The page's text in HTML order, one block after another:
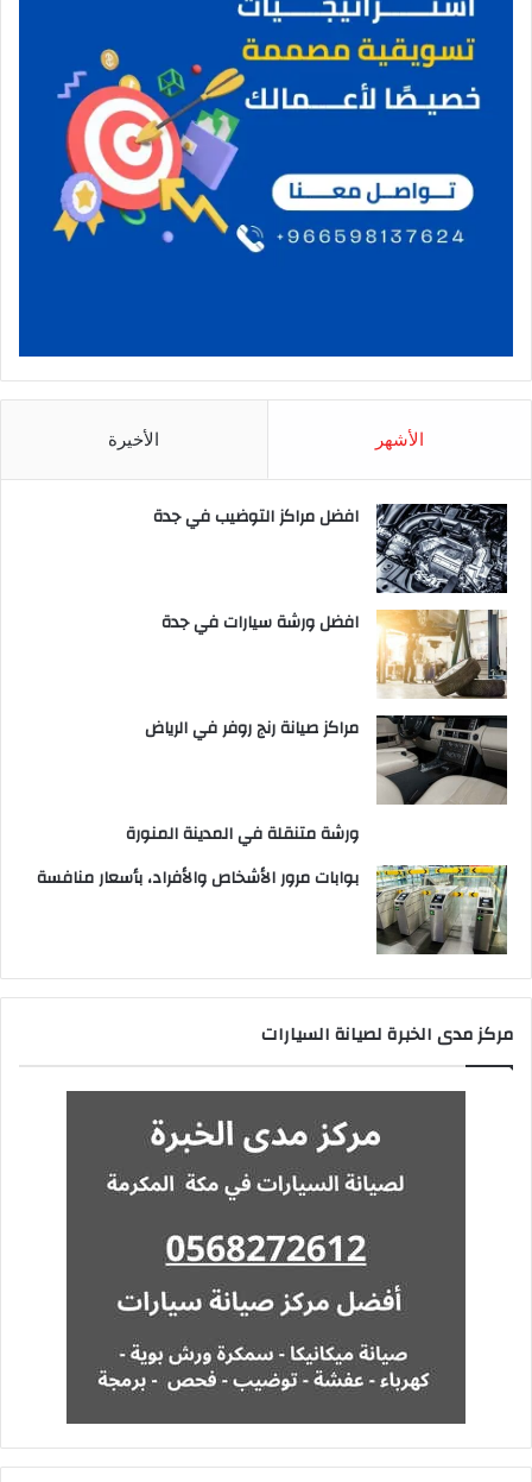
الأشهر الأخيرة
افضل مراكز التوضيب في جدة
افضل ورشة سيارات في جدة
مراكز صيانة رنج روفر في الرياض
ورشة متنقلة في المدينة المنورة
بوابات مرور الأشخاص والأفراد، بأسعار منافسة
مركز مدى الخبرة لصيانة السيارات